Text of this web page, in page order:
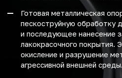
Готовая металлическая
пескоструйную обработку
и последующее нанесение
лакокрасочного покрытия.
окисление и разрушение
агрессивной внешней среды.